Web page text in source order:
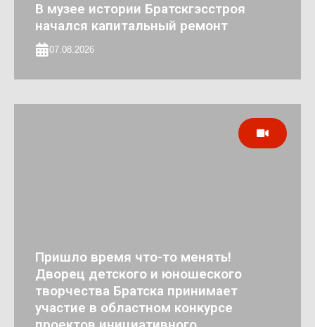
В музее истории Братскгэсстроя
начался капитальный ремонт
07.08.2026
Пришло время что-то менять!
Дворец детского и юношеского
творчества Братска принимает
участие в областном конкурсе